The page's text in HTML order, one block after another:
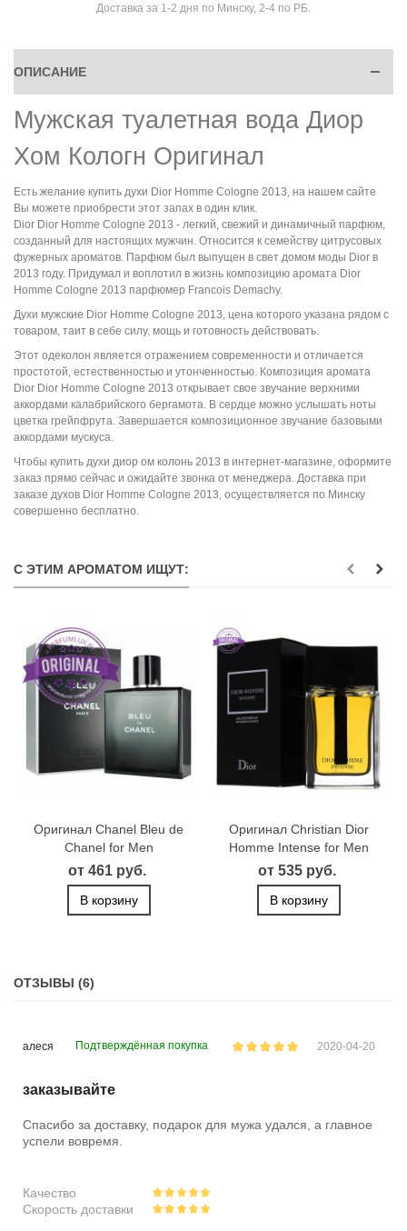
Доставка за 1-2 дня по Минску, 2-4 по РБ.
ОПИСАНИЕ
Мужская туалетная вода Диор
Хом Кологн Оригинал
Есть желание купить духи Dior Homme Cologne 2013, на нашем сайте
Вы можете приобрести этот запах в один клик.
Dior Dior Homme Cologne 2013 - легкий, свежий и динамичный парфюм,
созданный для настоящих мужчин. Относится к семейству цитрусовых
фужерных ароматов. Парфюм был выпущен в свет домом моды Dior в
2013 году. Придумал и воплотил в жизнь композицию аромата Dior
Homme Cologne 2013 парфюмер Francois Demachy.
Духи мужские Dior Homme Cologne 2013, цена которого указана рядом с
товаром, таит в себе силу, мощь и готовность действовать.
Этот одеколон является отражением современности и отличается
простотой, естественностью и утонченностью. Композиция аромата
Dior Dior Homme Cologne 2013 открывает свое звучание верхними
аккордами калабрийского бергамота. В сердце можно услышать ноты
цветка грейпфрута. Завершается композиционное звучание базовыми
аккордами мускуса.
Чтобы купить духи диор ом колонь 2013 в интернет-магазине, оформите
заказ прямо сейчас и ожидайте звонка от менеджера. Доставка при
заказе духов Dior Homme Cologne 2013, осуществляется по Минску
совершенно бесплатно.
С ЭТИМ АРОМАТОМ ИЩУТ:
Оригинал Chanel Bleu de
Chanel for Men
от 461 руб.
В корзину
Оригинал Christian Dior
Homme Intense for Men
от 535 руб.
В корзину
ОТЗЫВЫ (6)
алеся Подтверждённая покупка 2020-04-20
заказывайте
Спасибо за доставку, подарок для мужа удался, а главное
успели вовремя.
Качество
Скорость доставки